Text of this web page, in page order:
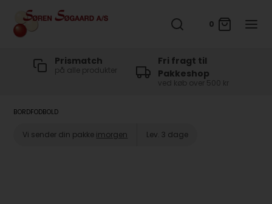
0
Prismatch
på alle produkter
Fri fragt til
Pakkeshop
ved køb over 500 kr
BORDFODBOLD
Vi sender din pakke imorgen Lev. 3 dage